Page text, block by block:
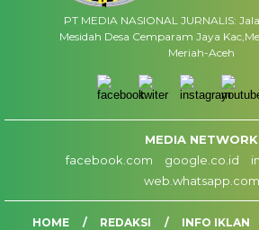
PT MEDIA NASIONAL JURNALIS:
Mesidah Desa Cemparam Jaya
Meriah-Aceh
MEDIA NETWORK
facebook.com
google.co.id
web.whatsapp.com
HOME REDAKSI INFO IKLAN